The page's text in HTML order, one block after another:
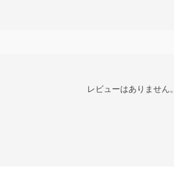
レビューはありません。